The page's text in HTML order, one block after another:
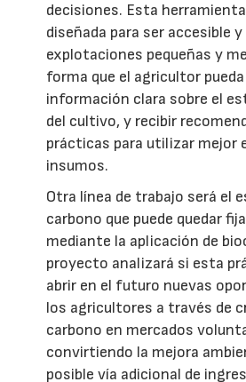
decisiones. Esta
diseñada para ser accesible
explotaciones pequeñas y
forma que el agricultor
información clara sobre el
del cultivo, y recibir
prácticas para utilizar mejor
insumos.
Otra línea de trabajo será el
carbono que puede quedar
mediante la aplicación de
proyecto analizará si esta
abrir en el futuro nuevas
los agricultores a través de
carbono en mercados
convirtiendo la mejora
posible vía adicional de